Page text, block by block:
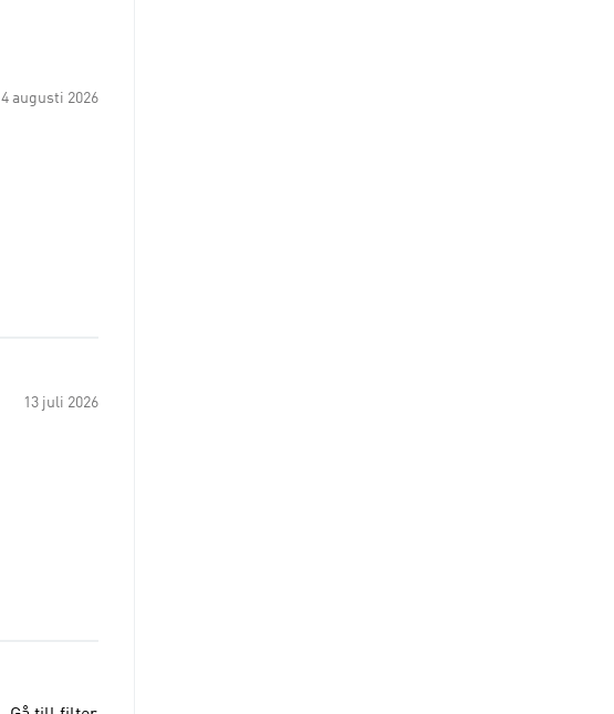
4 augusti 2026
13 juli 2026